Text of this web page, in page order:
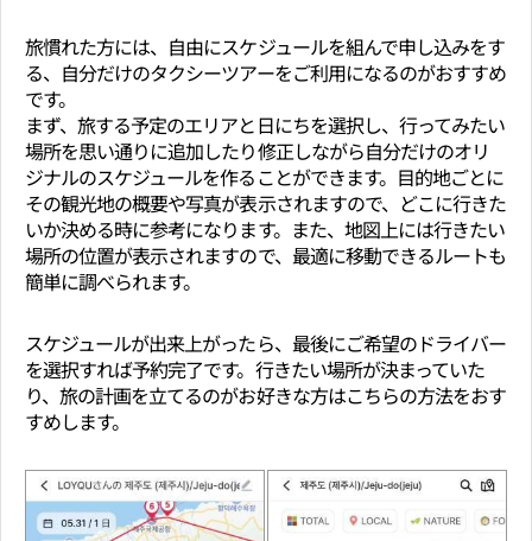
旅慣れた方には、自由にスケジュールを組んで申し込みをす
る、自分だけのタクシーツアーをご利用になるのがおすすめ
です。
まず、旅する予定のエリアと日にちを選択し、行ってみたい
場所を思い通りに追加したり修正しながら自分だけのオリ
ジナルのスケジュールを作ることができます。目的地ごとに
その観光地の概要や写真が表示されますので、どこに行きた
いか決める時に参考になります。また、地図上には行きたい
場所の位置が表示されますので、最適に移動できるルートも
簡単に調べられます。
スケジュールが出来上がったら、最後にご希望のドライバー
を選択すれば予約完了です。行きたい場所が決まっていた
り、旅の計画を立てるのがお好きな方はこちらの方法をおす
すめします。